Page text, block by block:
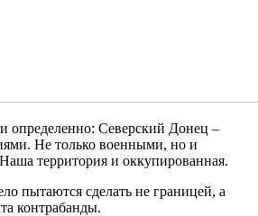
определенно: Северский Донец –
Не только военными, но и
территория и оккупированная.
пытаются сделать не границей, а
контрабанды.